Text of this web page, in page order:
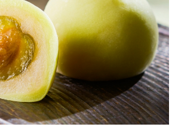
会員募集
お問い合わせ